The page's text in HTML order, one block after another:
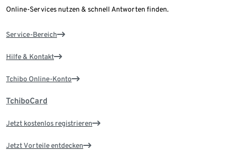
Online-Services nutzen & schnell Antworten finden.
Service-Bereich
Hilfe & Kontakt
Tchibo Online-Konto
TchiboCard
Jetzt kostenlos registrieren
Jetzt Vorteile entdecken